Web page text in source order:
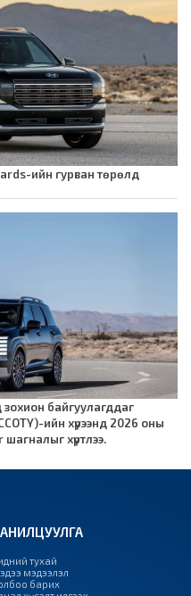
ийн гурван төрөлд
байгуулагддаг
ийн хүрээнд 2026 оны
хүртлээ.
тухай
мэдээлэл
барих